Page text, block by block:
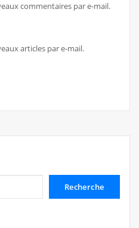
commentaires par e-mail.
articles par e-mail.
Recherche